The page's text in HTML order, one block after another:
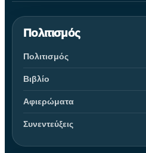
Πολιτισμός
Πολιτισμός
Βιβλίο
Αφιερώματα
Συνεντεύξεις